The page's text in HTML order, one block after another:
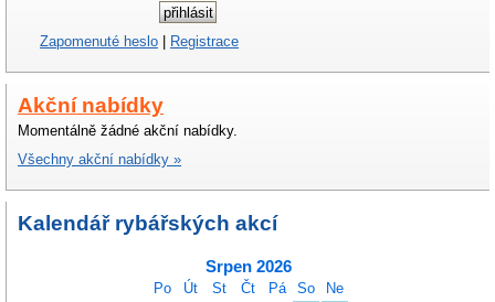
Zapomenuté heslo | Registrace
Akční nabídky
Momentálně žádné akční nabídky.
Všechny akční nabídky »
Kalendář rybářských akcí
Srpen 2026
Po Út St Čt Pá So
Ne